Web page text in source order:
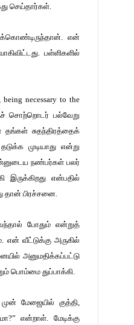
செய்தார்கள்.
என்
பள்ளிகளில்
necessary to the
சொற்றொடர் பல்வேறு
தங்கள் சுதந்திரத்தைக்
முடியாது என்று
நண்பர்கள் பலர்
இருக்கிறது என்பதில்
தான் பிரச்சனை.
போதும் என்றுத்
வீட்டுக்கு அருகில்
அனுமதிக்கப்பட்டு
பொம்மை துப்பாக்கி.
மேஜையில் குத்தி,
என்றாள். மேடிக்கு